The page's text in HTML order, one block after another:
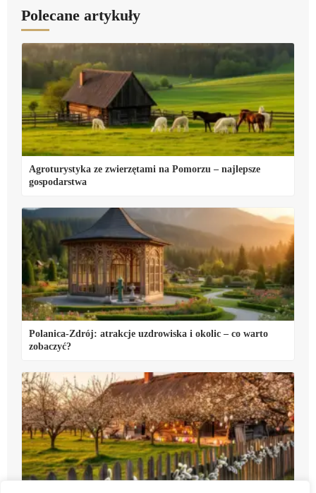
Polecane artykuły
Agroturystyka ze zwierzętami na Pomorzu – najlepsze
gospodarstwa
Polanica-Zdrój: atrakcje uzdrowiska i okolic – co warto
zobaczyć?